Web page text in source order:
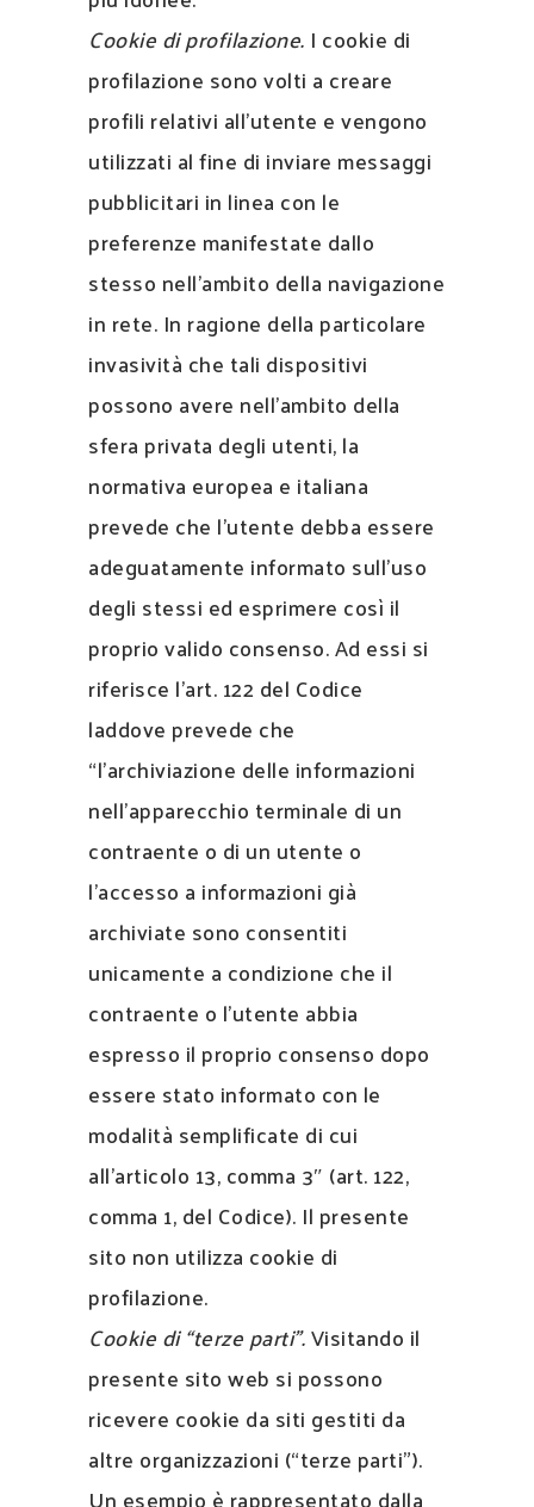
Cookie di profilazione. I cookie di
profilazione sono volti a creare
profili relativi all’utente e vengono
utilizzati al fine di inviare messaggi
pubblicitari in linea con le
preferenze manifestate dallo
stesso nell’ambito della navigazione
in rete. In ragione della particolare
invasività che tali dispositivi
possono avere nell’ambito della
sfera privata degli utenti, la
normativa europea e italiana
prevede che l’utente debba essere
adeguatamente informato sull’uso
degli stessi ed esprimere così il
proprio valido consenso. Ad essi si
riferisce l’art. 122 del Codice
laddove prevede che
“l’archiviazione delle informazioni
nell’apparecchio terminale di un
contraente o di un utente o
l’accesso a informazioni già
archiviate sono consentiti
unicamente a condizione che il
contraente o l’utente abbia
espresso il proprio consenso dopo
essere stato informato con le
modalità semplificate di cui
all’articolo 13, comma 3″ (art. 122,
comma 1, del Codice). Il presente
sito non utilizza cookie di
profilazione.
Cookie di “terze parti”.Visitando il
presente sito web si possono
ricevere cookie da siti gestiti da
altre organizzazioni (“terze parti”).